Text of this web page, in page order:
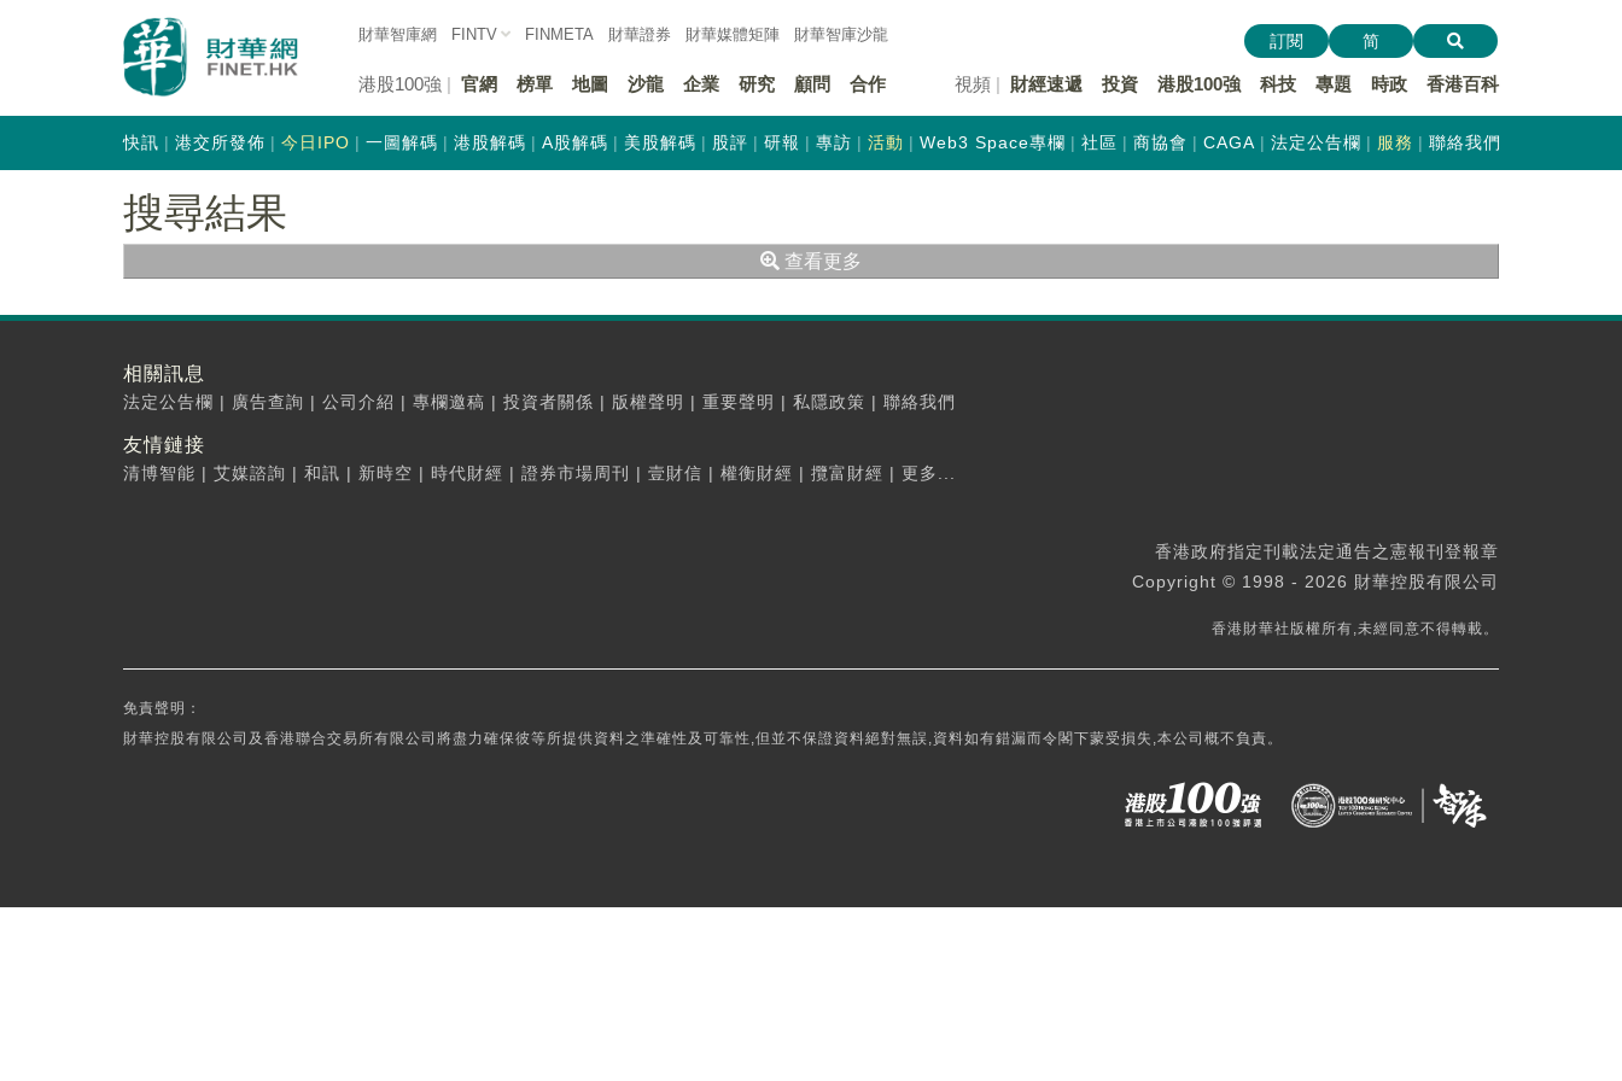
財華智庫網 FINTV FINMETA 財華證券 財華媒體矩陣 財華智庫沙龍
港股100強 官網 榜單 地圖 沙龍 企業 研究 顧問 合作 視頻 財經速遞 投資 港股100強 科技 專題 時政 香港百科
訂閱 简
快訊 港交所發佈 今日IPO 一圖解碼 港股解碼 A股解碼 美股解碼 股評 研報 專訪 活動 Web3 Space專欄 社區 商協會 CAGA 法定公告欄 服務 聯絡我們
搜尋結果
查看更多
相關訊息
法定公告欄 | 廣告查詢 | 公司介紹 | 專欄邀稿 | 投資者關係 | 版權聲明 | 重要聲明 | 私隱政策 | 聯絡我們
友情鏈接
清博智能 | 艾媒諮詢 | 和訊 | 新時空 | 時代財經 | 證券市場周刊 | 壹財信 | 權衡財經 | 攬富財經 | 更多...
香港政府指定刊載法定通告之憲報刊登報章
Copyright © 1998 - 2026 財華控股有限公司
香港財華社版權所有,未經同意不得轉載。
免責聲明：
財華控股有限公司及香港聯合交易所有限公司將盡力確保彼等所提供資料之準確性及可靠性,但並不保證資料絕對無誤,資料如有錯漏而令閣下蒙受損失,本公司概不負責。